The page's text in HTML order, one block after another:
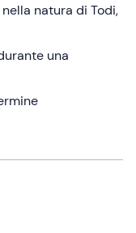
natura di Todi,
una